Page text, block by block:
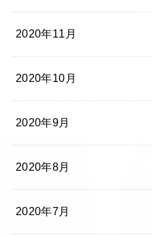
2020年11月
2020年10月
2020年9月
2020年8月
2020年7月